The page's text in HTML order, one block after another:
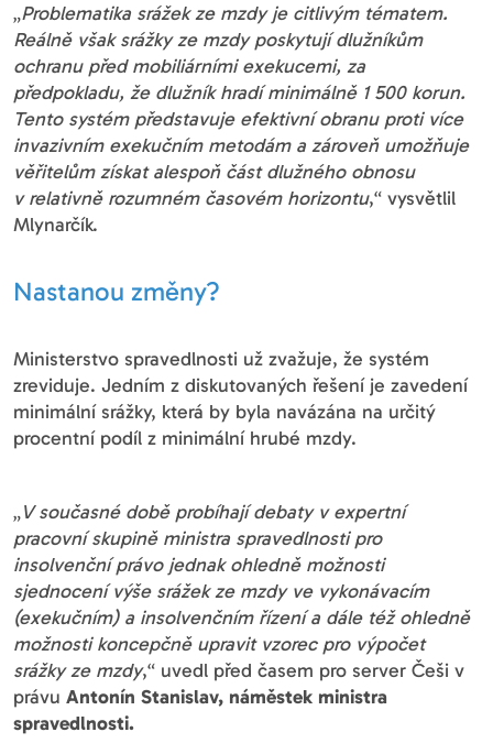
„Problematika srážek ze mzdy je citlivým tématem.
Reálně však srážky ze mzdy poskytují dlužníkům
ochranu před mobiliárními exekucemi, za
předpokladu, že dlužník hradí minimálně 1 500 korun.
Tento systém představuje efektivní obranu proti více
invazivním exekučním metodám a zároveň umožňuje
věřitelům získat alespoň část dlužného obnosu
v relativně rozumném časovém horizontu,“ vysvětlil
Mlynarčík.
Nastanou změny?
Ministerstvo spravedlnosti už zvažuje, že systém
zreviduje. Jedním z diskutovaných řešení je zavedení
minimální srážky, která by byla navázána na určitý
procentní podíl z minimální hrubé mzdy.
„V současné době probíhají debaty v expertní
pracovní skupině ministra spravedlnosti pro
insolvenční právo jednak ohledně možnosti
sjednocení výše srážek ze mzdy ve vykonávacím
(exekučním) a insolvenčním řízení a dále též ohledně
možnosti koncepčně upravit vzorec pro výpočet
srážky ze mzdy,“ uvedl před časem pro server Češi v
právu Antonín Stanislav, náměstek ministra
spravedlnosti.